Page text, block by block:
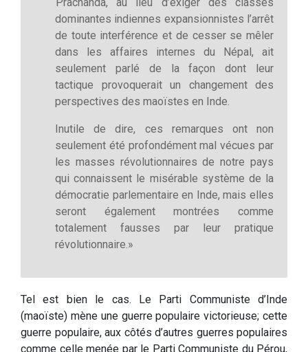
Prachanda, au lieu d’exiger des classes
dominantes indiennes expansionnistes l’arrêt
de toute interférence et de cesser se mêler
dans les affaires internes du Népal, ait
seulement parlé de la façon dont leur
tactique provoquerait un changement des
perspectives des maoïstes en Inde.
Inutile de dire, ces remarques ont non
seulement été profondément mal vécues par
les masses révolutionnaires de notre pays
qui connaissent le misérable système de la
démocratie parlementaire en Inde, mais elles
seront également montrées comme
totalement fausses par leur pratique
révolutionnaire.»
Tel est bien le cas. Le Parti Communiste d’Inde
(maoïste) mène une guerre populaire victorieuse; cette
guerre populaire, aux côtés d’autres guerres populaires
comme celle menée par le Parti Communiste du Pérou,